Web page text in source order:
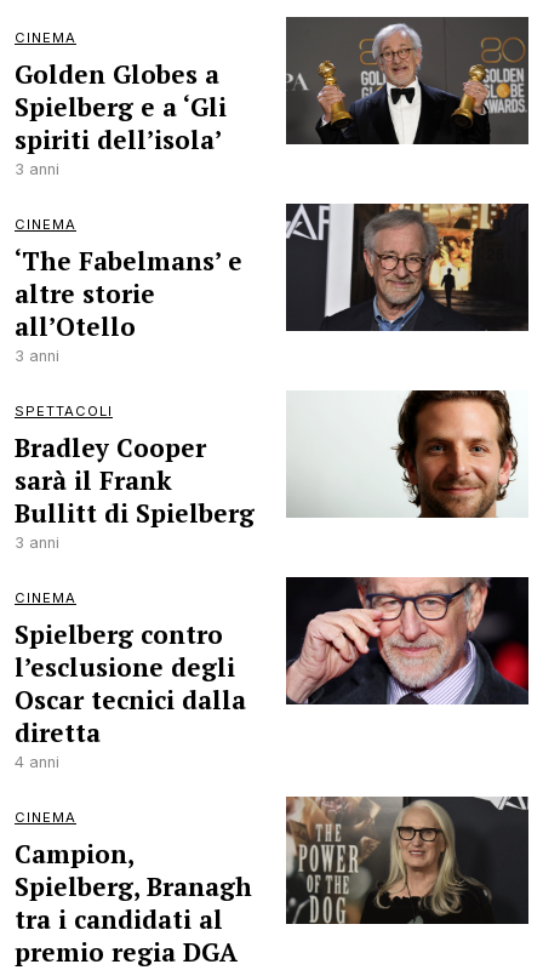
CINEMA
Golden Globes a
Spielberg e a ‘Gli
spiriti dell’isola’
3 anni
CINEMA
‘The Fabelmans’ e
altre storie
all’Otello
3 anni
SPETTACOLI
Bradley Cooper
sarà il Frank
Bullitt di Spielberg
3 anni
CINEMA
Spielberg contro
l’esclusione degli
Oscar tecnici dalla
diretta
4 anni
CINEMA
Campion,
Spielberg, Branagh
tra i candidati al
premio regia DGA